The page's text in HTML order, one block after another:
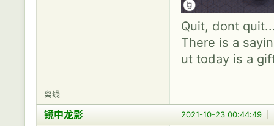
Quit, dont
There is a
ut today is a
离线
2021-10-23 00:44:49
镜中龙影